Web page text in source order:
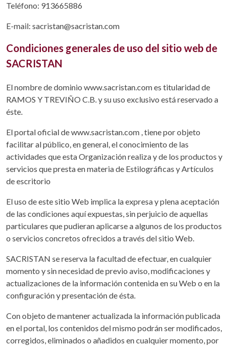
Teléfono: 913665886
E-mail: sacristan@sacristan.com
Condiciones generales de uso del sitio web de
SACRISTAN
El nombre de dominio www.sacristan.com es titularidad de
RAMOS Y TREVIÑO C.B. y su uso exclusivo está reservado a
éste.
El portal oficial de www.sacristan.com , tiene por objeto
facilitar al público, en general, el conocimiento de las
actividades que esta Organización realiza y de los productos y
servicios que presta en materia de Estilográficas y Artículos
de escritorio
El uso de este sitio Web implica la expresa y plena aceptación
de las condiciones aquí expuestas, sin perjuicio de aquellas
particulares que pudieran aplicarse a algunos de los productos
o servicios concretos ofrecidos a través del sitio Web.
SACRISTAN se reserva la facultad de efectuar, en cualquier
momento y sin necesidad de previo aviso, modificaciones y
actualizaciones de la información contenida en su Web o en la
configuración y presentación de ésta.
Con objeto de mantener actualizada la información publicada
en el portal, los contenidos del mismo podrán ser modificados,
corregidos, eliminados o añadidos en cualquier momento, por